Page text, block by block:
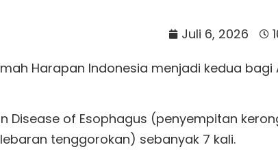
Juli 6, 2026
Harapan Indonesia menjadi kedua
Disease of Esophagus (penyempitan
tenggorokan) sebanyak 7 kali.